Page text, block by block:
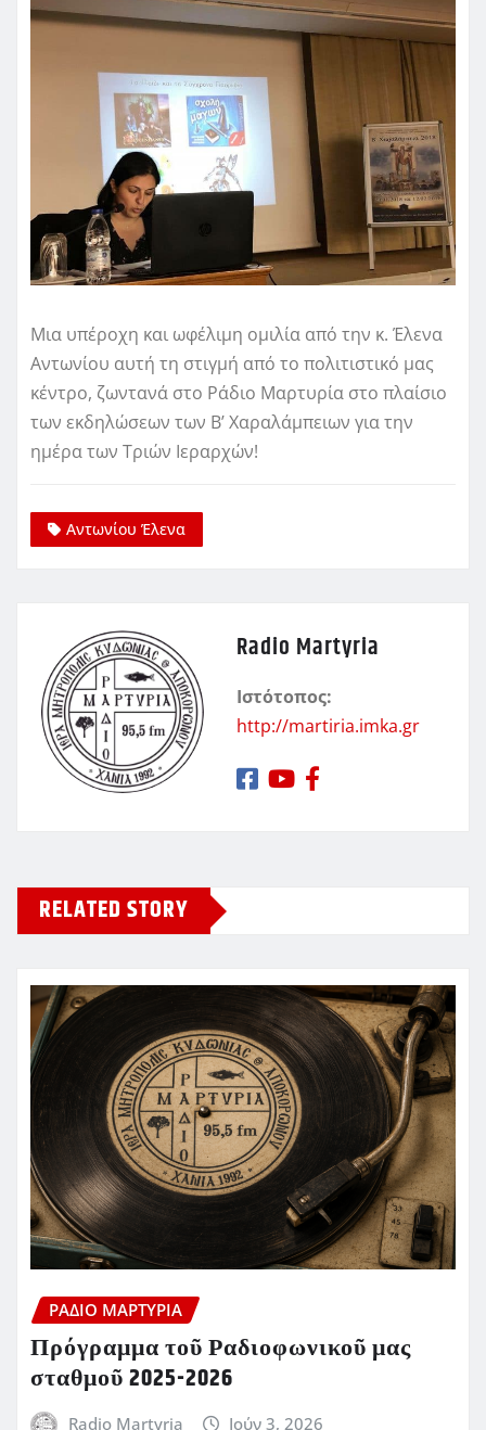
Μια υπέροχη και ωφέλιμη ομιλία από την κ. Έλενα
Αντωνίου αυτή τη στιγμή από το πολιτιστικό μας
κέντρο, ζωντανά στο Ράδιο Μαρτυρία στο πλαίσιο
των εκδηλώσεων των Β’ Χαραλάμπειων για την
ημέρα των Τριών Ιεραρχών!
Αντωνίου Έλενα
Radio Martyria
Ιστότοπος:
http://martiria.imka.gr
RELATED STORY
ΡΆΔΙΟ ΜΑΡΤΥΡΊΑ
Πρόγραμμα τοῦ Ραδιοφωνικοῦ μας
σταθμοῦ 2025-2026
Radio Martyria Ιούν 3, 2026